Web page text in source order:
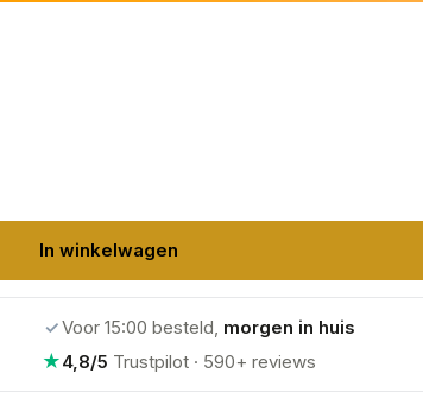
In winkelwagen
✓Voor 15:00 besteld, morgen in huis
★4,8/5 Trustpilot · 590+ reviews